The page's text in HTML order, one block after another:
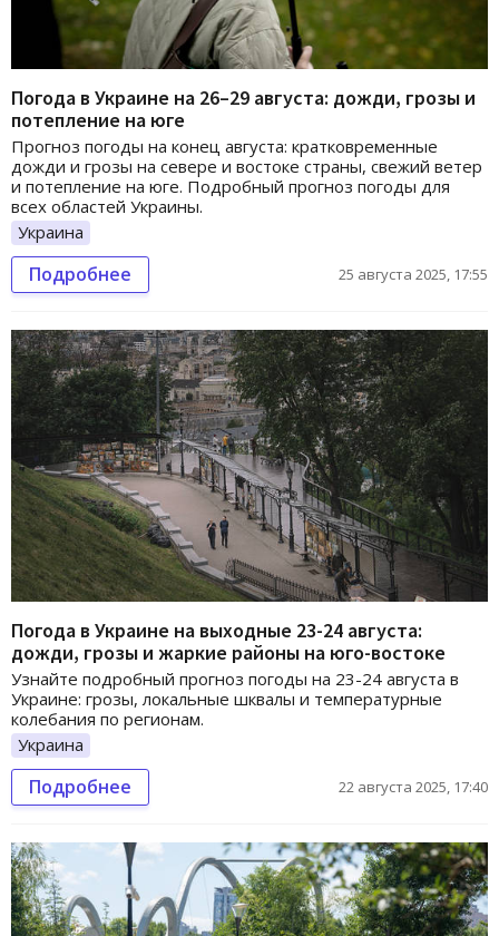
Погода в Украине на 26–29 августа: дожди, грозы и
потепление на юге
Прогноз погоды на конец августа: кратковременные
дожди и грозы на севере и востоке страны, свежий ветер
и потепление на юге. Подробный прогноз погоды для
всех областей Украины.
Украина
Подробнее 25 августа 2025, 17:55
Погода в Украине на выходные 23-24 августа:
дожди, грозы и жаркие районы на юго-востоке
Узнайте подробный прогноз погоды на 23-24 августа в
Украине: грозы, локальные шквалы и температурные
колебания по регионам.
Украина
Подробнее 22 августа 2025, 17:40